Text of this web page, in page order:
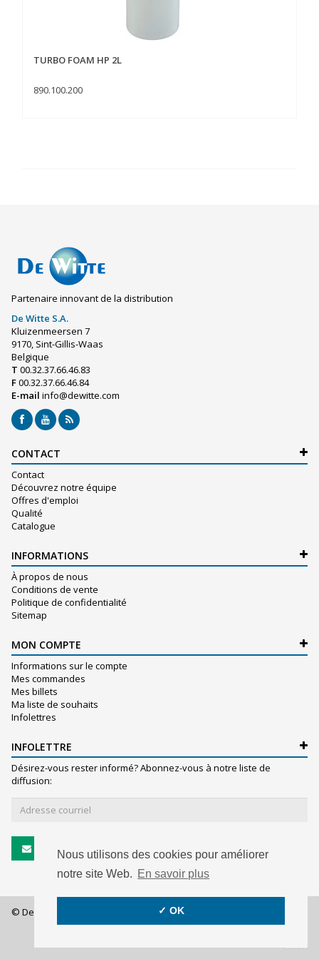
Nous utilisons des cookies pour améliorer
notre site Web. En savoir plus
✓ OK
TURBO FOAM HP 2L
890.100.200
Partenaire innovant de la distribution
De Witte S.A.
Kluizenmeersen 7
9170, Sint-Gillis-Waas
Belgique
T 00.32.37.66.46.83
F00.32.37.66.46.84
E-mail info@dewitte.com
CONTACT
Contact
Découvrez notre équipe
Offres d'emploi
Qualité
Catalogue
INFORMATIONS
À propos de nous
Conditions de vente
Politique de confidentialité
Sitemap
MON COMPTE
Informations sur le compte
Mes commandes
Mes billets
Ma liste de souhaits
Infolettres
INFOLETTRE
Désirez-vous rester informé? Abonnez-vous à notre liste de
diffusion:
S'abonner
© De Witte S.A. - 2026 - All rights reserved